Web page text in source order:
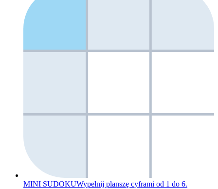
MINI SUDOKUWypełnij planszę cyframi od 1 do 6.